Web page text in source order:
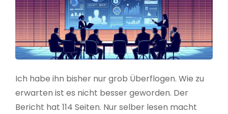
Ich habe ihn bisher nur grob Überflogen. Wie zu
erwarten ist es nicht besser geworden. Der
Bericht hat 114 Seiten. Nur selber lesen macht